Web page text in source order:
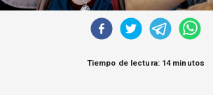
Tiempo de lectura: 14 minutos